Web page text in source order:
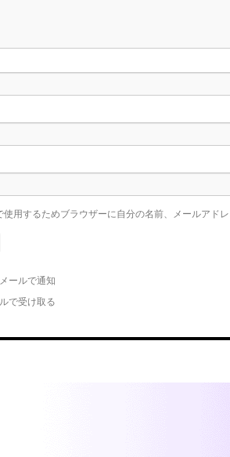
使用するためブラウザーに自分の名前、メールアド
ールで通知
で受け取る